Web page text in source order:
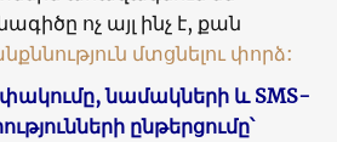
ոչ այլ ինչ է, քան
մտցնելու փորձ:
նամակների և SMS-
ընթերցումը՝